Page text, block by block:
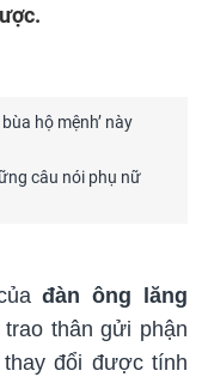
hộ mệnh’ này
câu nói phụ nữ
đàn ông lăng
thân gửi phận
đổi được tính